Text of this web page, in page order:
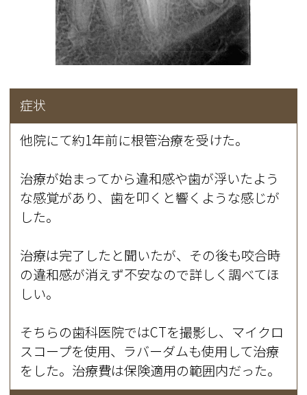
症状
他院にて約1年前に根管治療を受けた。
治療が始まってから違和感や歯が浮いたよう
な感覚があり、歯を叩くと響くような感じが
した。
治療は完了したと聞いたが、その後も咬合時
の違和感が消えず不安なので詳しく調べてほ
しい。
そちらの歯科医院ではCTを撮影し、マイクロ
スコープを使用、ラバーダムも使用して治療
をした。治療費は保険適用の範囲内だった。